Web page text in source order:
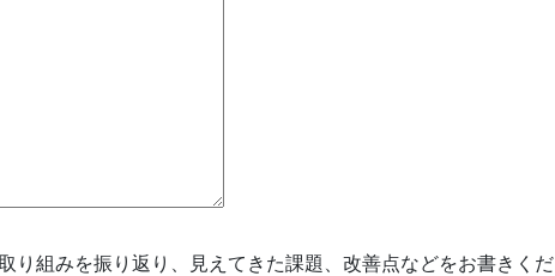
り組みを振り返り、見えてきた課題、改善点などをお書きくだ